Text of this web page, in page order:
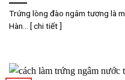
Trứng lòng đào ngâm tương là
Hàn... [ chi tiết ]